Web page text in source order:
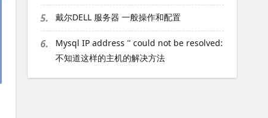
5. 戴尔DELL 服务器 一般操作和配置
6.
Mysql IP address '' could not be resolved:
不知道这样的主机的解决方法